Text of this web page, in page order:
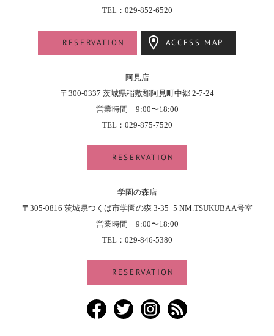
TEL：029-852-6520
RESERVATION ACCESS MAP
阿見店
〒300-0337 茨城県稲敷郡阿見町中郷 2-7-24
営業時間 9:00〜18:00
TEL：029-875-7520
RESERVATION
学園の森店
〒305-0816 茨城県つくば市学園の森 3-35−5 NM.TSUKUBA A号室
営業時間 9:00〜18:00
TEL：029-846-5380
RESERVATION